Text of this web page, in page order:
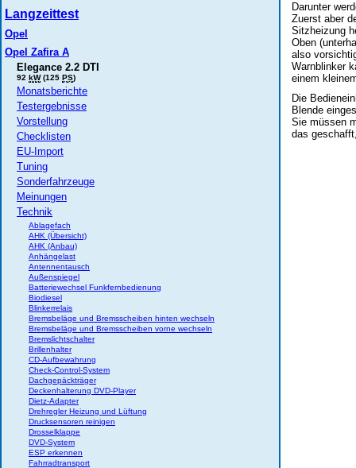
Langzeittest
Opel
Opel Zafira A
Elegance 2.2 DTI
92 kW(125 PS)
Monatsberichte
Testergebnisse
Vorstellung
Checklisten
EU-Import
Tuning
Sonderfahrzeuge
Meinungen
Technik
Ablagefach
AHK (Übersicht)
AHK (Anbau)
Anhängelast
Antennentausch
Außenspiegel
Batteriewechsel Funkfernbedienung
Biodiesel
Blinkerrelais
Bremsbeläge und Bremsscheiben hinten wechseln
Bremsbeläge und Bremsscheiben vorne wechseln
Bremslichtschalter
Brillenhalter
CD-Aufbewahrung
Check-Control-System
Dachgepäckträger
Deckenhalterung DVD-Player
Dietz-Adapter
Drehregler Heizung und Lüftung
Drucksensoren reinigen
Drosselklappe
DVD-System
ESP erkennen
Fahrradtransport
Darunter
Zuerst aber
Sitzheizung
Oben
also
Warnblinker
einem
Die
Blende
Sie müssen
das